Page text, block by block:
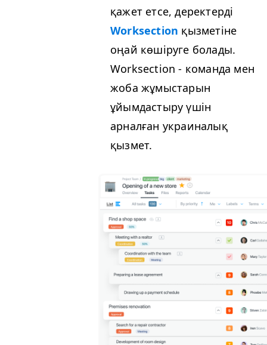
қажет етсе, деректерді
Worksection қызметіне
оңай көшіруге болады.
Worksection - команда мен
жоба жұмыстарын
ұйымдастыру үшін
арналған украиналық
қызмет.